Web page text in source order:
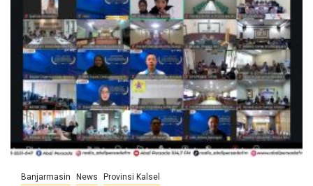
Banjarmasin News Provinsi Kalsel